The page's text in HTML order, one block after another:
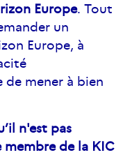
Europe. Tout
un
Europe, à
mener à bien
n'est pas
membre de la KIC